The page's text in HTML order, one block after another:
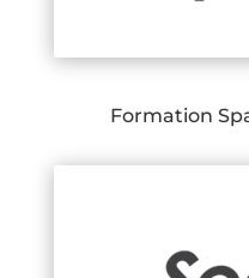
Formation